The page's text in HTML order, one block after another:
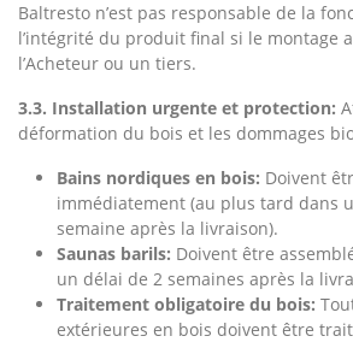
Baltresto n’est pas responsable de la
l’intégrité du produit final si le montage
l’Acheteur ou un tiers.
3.3. Installation urgente et protection:
déformation du bois et les dommages
Bains nordiques en bois: Doivent
immédiatement (au plus tard dans
semaine après la livraison).
Saunas barils: Doivent être
un délai de 2 semaines après la
Traitement obligatoire du bois:
extérieures en bois doivent être